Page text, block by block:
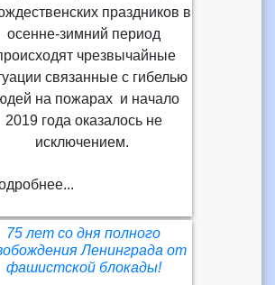
праздников в
осенне-зимний период
чрезвычайные
связанные с гибелью
на пожарах и начало
2019 года оказалось не
исключением.
75 лет со дня полного
Ленинграда от
фашистской блокады!